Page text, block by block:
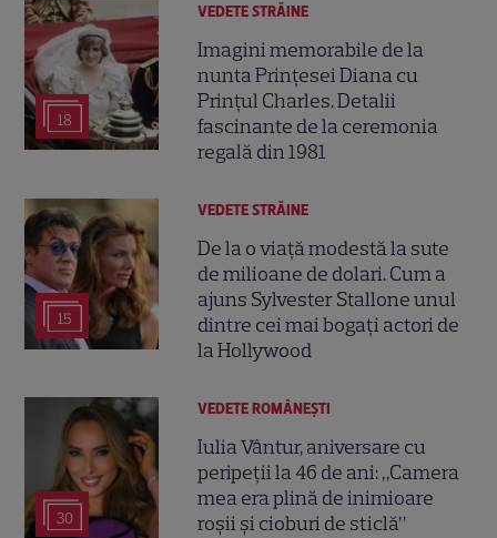
18
VEDETE STRĂINE
Imagini memorabile de la
nunta Prințesei Diana cu
Prințul Charles. Detalii
fascinante de la ceremonia
regală din 1981
15
VEDETE STRĂINE
De la o viață modestă la sute
de milioane de dolari. Cum a
ajuns Sylvester Stallone unul
dintre cei mai bogați actori de
la Hollywood
30
VEDETE ROMÂNEŞTI
Iulia Vântur, aniversare cu
peripeții la 46 de ani: „Camera
mea era plină de inimioare
roșii și cioburi de sticlă”